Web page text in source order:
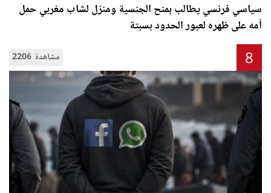
سياسي فرنسي يطالب بمنح الجنسية ومنزل لشاب مغربي حمل
أمه على ظهره لعبور الحدود بسبتة
2206 مشاهدة 8